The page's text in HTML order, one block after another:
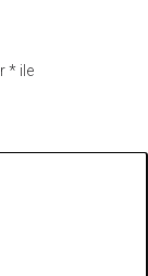
* ile